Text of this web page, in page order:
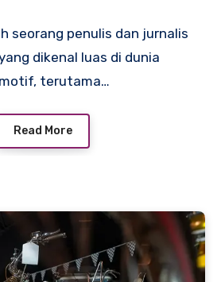
seorang penulis dan jurnalis
dikenal luas di dunia
terutama…
Read More